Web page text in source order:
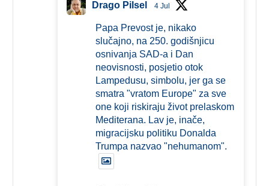
Drago Pilsel 4 Jul
Papa Prevost je, nikako
slučajno, na 250. godišnjicu
osnivanja SAD-a i Dan
neovisnosti, posjetio otok
Lampedusu, simbolu, jer ga se
smatra "vratom Europe" za sve
one koji riskiraju život prelaskom
Mediterana. Lav je, inače,
migracijsku politiku Donalda
Trumpa nazvao "nehumanom".